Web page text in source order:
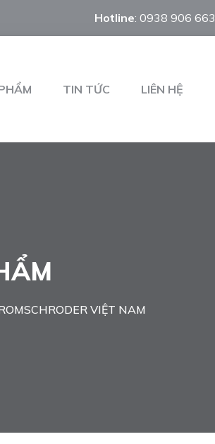
Hotline: 0938 906 663
TIN TỨC LIÊN HỆ
VIỆT NAM